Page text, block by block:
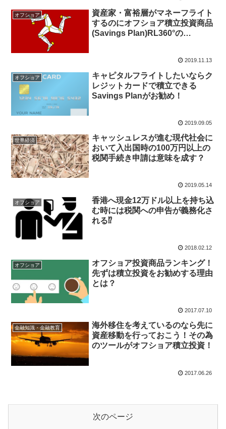
オフショア
資産家・富裕層がマネーフライト
するのにオフショア積立投資商品
(Savings Plan)RL360°の
2019.11.13
オフショア
キャピタルフライトしたいならク
レジットカードで積立できる
Savings Planがお勧め！
2019.09.05
世界経済
キャッシュレスが進む現代社会に
おいて入出国時の100万円以上の
税関手続き申請は意味を成す？
2019.05.14
オフショア
香港へ現金12万ドル以上を持ち込
む時には税関への申告が義務化さ
れる⁉
2018.02.12
オフショア
オフショア投資商品ランキング！
先ずは積立投資をお勧めする理由
とは？
2017.07.10
金融知識・金融教育
海外移住を考えているのなら先に
資産移動を行っておこう！その為
のツールがオフショア積立投資！
2017.06.26
次のページ